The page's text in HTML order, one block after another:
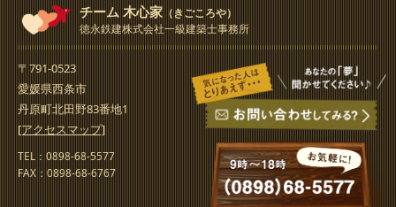
チーム 木心家 （きごころや）
徳永鉄建株式会社一級建築士事務所
〒791-0523
愛媛県西条市
丹原町北田野83番地1
[アクセスマップ]
TEL：0898-68-5577
FAX：0898-68-6767